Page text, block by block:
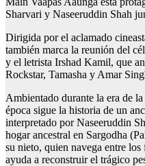
Sharvari y Naseeruddin Shah
Dirigida por el aclamado
también marca la reunión del
y el letrista Irshad Kamil, que
Rockstar, Tamasha y Amar
Ambientado durante la era de
época sigue la historia de un
interpretado por Naseeruddin
hogar ancestral en Sargodha
su nieto, quien navega entre
ayuda a reconstruir el trágico